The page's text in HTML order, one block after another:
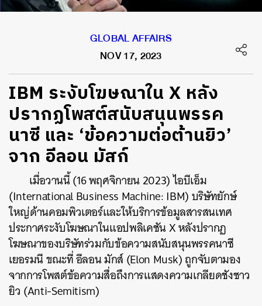
GLOBAL AFFAIRS
NOV 17, 2023
IBM ระงับโฆษณาใน X หลัง
ปรากฏโพสต์สนับสนุนพรรค
นาซี และ ‘ข้อความต่อต้านยิว’
จาก อีลอน มัสก์
เมื่อวานนี้ (16 พฤศจิกายน 2023) ไอบีเอ็ม
(International Business Machine: IBM) บริษัทยักษ์
ใหญ่ด้านคอมพิวเตอร์และให้บริการข้อมูลสารสนเทศ
ประกาศระงับโฆษณาในแอปพลิเคชัน X หลังปรากฏ
โฆษณาของบริษัทร่วมกับข้อความสนับสนุนพรรคนาซี
เยอรมนี ขณะที่ อีลอน มักส์ (Elon Musk) ถูกจับตามอง
จากการโพสต์ข้อความสื่อถึงการแสดงความเกลียดชังชาว
ยิว (Anti-Semitism)